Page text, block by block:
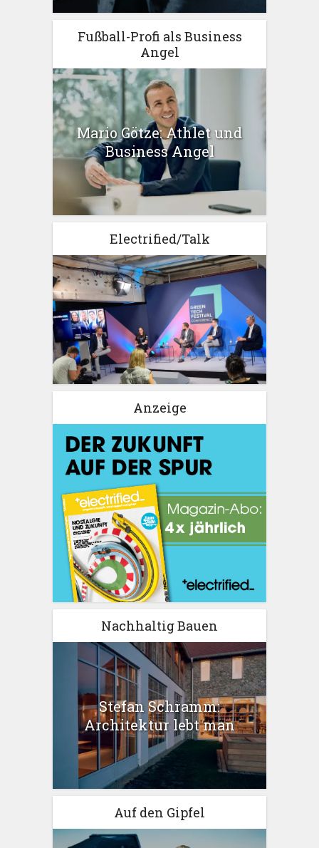
Fußball-Profi als Business
Angel
Mario Götze: Athlet und
Business Angel
Electrified/Talk
Anzeige
Nachhaltig Bauen
Stefan Schramm:
Architektur lebt man
Auf den Gipfel